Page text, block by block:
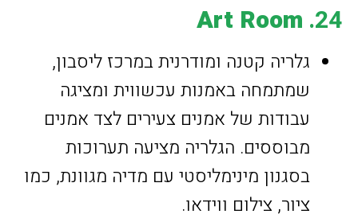
24.
Art Room
גלריה קטנה ומודרנית במרכז ליסבון,
שמתמחה באמנות עכשווית ומציגה
עבודות של אמנים צעירים לצד אמנים
מבוססים. הגלריה מציעה תערוכות
בסגנון מינימליסטי עם מדיה מגוונת, כמו
ציור, צילום ווידאו.